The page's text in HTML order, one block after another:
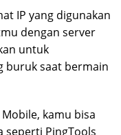
IP yang digunakan
dengan server
untuk
buruk saat bermain
kamu bisa
seperti PingTools